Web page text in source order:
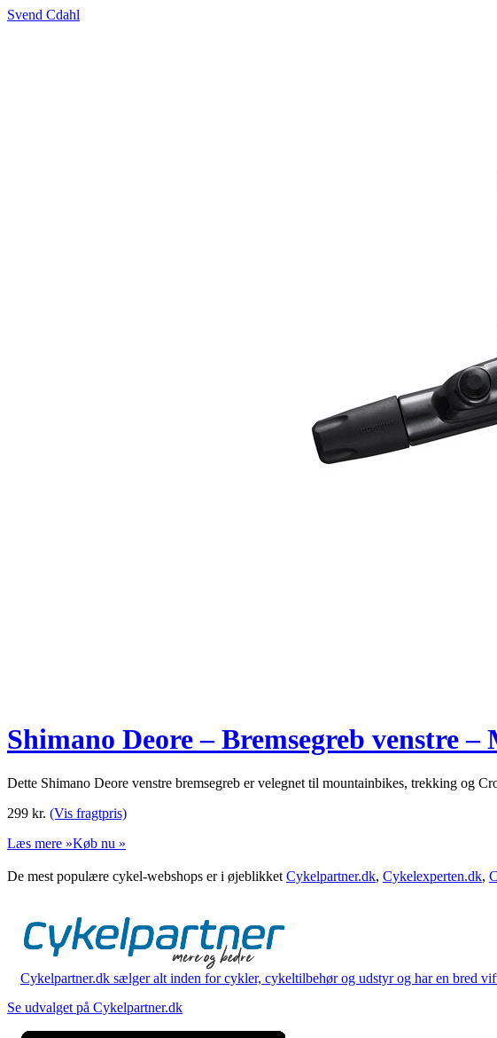
Svend Cdahl
Shimano Deore – Bremsegreb venstre –
Dette Shimano Deore venstre bremsegreb er velegnet til mountainbikes, trekking og
299 kr. (Vis fragtpris)
Læs mere »Køb nu »
De mest populære cykel-webshops er i øjeblikket Cykelpartner.dk, Cykelexperten.dk,
Cykelpartner.dk sælger alt inden for cykler, cykeltilbehør og udstyr og har en bred
Se udvalget på Cykelpartner.dk